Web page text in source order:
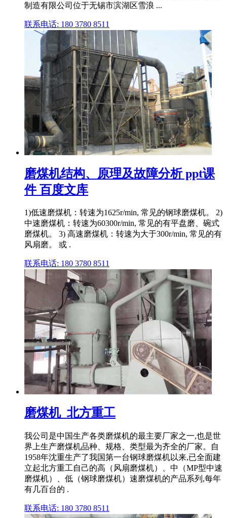
制造有限公司位于无锡市滨湖区雪浪 ...
联系电话: 180 3780 8511
磨煤机结构、原理及故障分析 ppt课
件 百度文库
1)低速磨煤机：转速为1625r/min, 常见的钢球磨煤机。 2)
中速磨煤机：转速为60300r/min, 常见的有平盘磨、碗式
磨煤机。 3) 高速磨煤机：转速为大于300r/min, 常见的有
风扇磨。 或 .
联系电话: 180 3780 8511
磨煤机_北方重工
我公司是中国生产各类磨煤机的最主要厂家之一,也是世
界上生产磨煤机品种、规格、类型最为齐全的厂家。自
1958年沈重生产了我国第一台钢球磨煤机以来,已全面建
立起北方重工自己的高（风扇磨煤机）、中（MP型中速
磨煤机）、低（钢球磨煤机）速磨煤机的产品系列,每年
有几百台的 .
联系电话: 180 3780 8511